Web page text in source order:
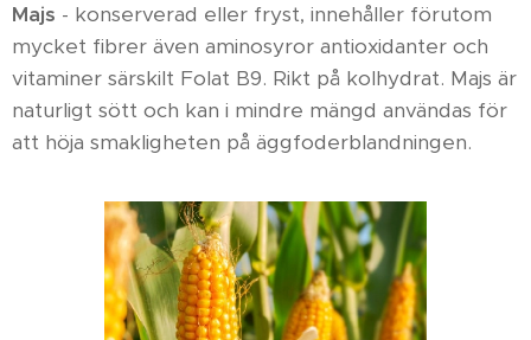
Majs - konserverad eller fryst, innehåller förutom
mycket fibrer även aminosyror antioxidanter och
vitaminer särskilt Folat B9. Rikt på kolhydrat. Majs är
naturligt sött och kan i mindre mängd användas för
att höja smakligheten på äggfoderblandningen.